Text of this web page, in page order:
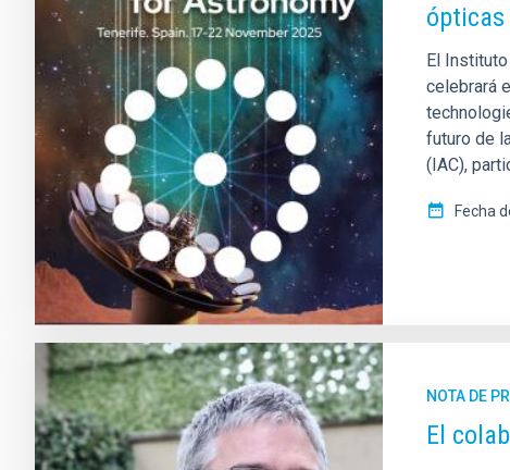
El
celebrará
futuro de
(IAC),
Fecha
NOTA DE
El